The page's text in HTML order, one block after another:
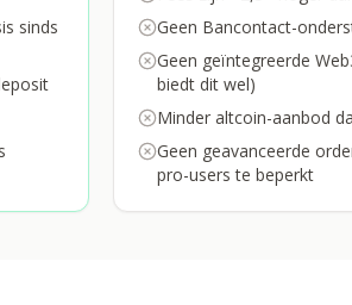
sinds
Geen Bancontact-
Geen geïntegreerde
biedt dit wel)
Minder altcoin-aanbod
Geen geavanceerde
pro-users te beperkt